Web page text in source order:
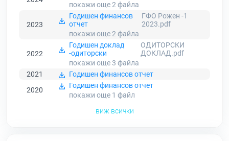
покажи още 2файла
2023
Годишен финансов
отчет
ГФО Рожен -1
2023.pdf
покажи още 2файла
2022
Годишен доклад
-одиторски
ОДИТОРСКИ
ДОКЛАД.pdf
покажи още 3 файла
2021
Годишен финансов отчет
2020
Годишен финансов отчет
покажи още 1 файл
виж всички